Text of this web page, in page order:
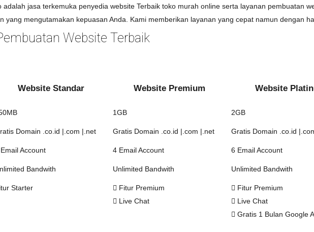
adalah jasa terkemuka penyedia website Terbaik toko murah online serta layanan pembuatan
yang mengutamakan kepuasan Anda. Kami memberikan layanan yang cepat namun dengan
Website Terbaik
Website Standar Website Premium Website
1GB 2GB
Domain .co.id |.com |.net Gratis Domain .co.id |.com |.net Gratis Domain .co.id
Account 4 Email Account 6 Email Account
Bandwith Unlimited Bandwith Unlimited Bandwith
Starter
Fitur Premium
Live Chat
Fitur Premium
Live Chat
Gratis 1 Bulan Google